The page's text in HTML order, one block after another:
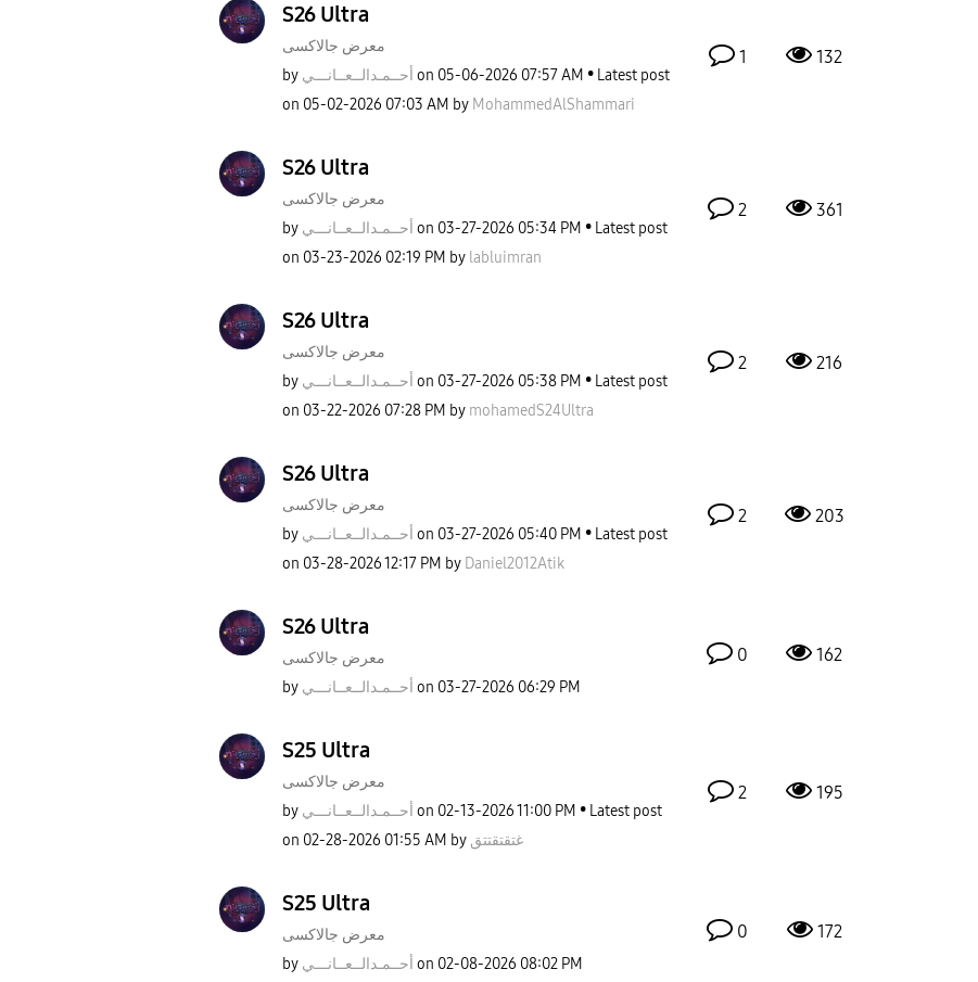
S26 Ultra
معرض جالاكسى
by
أحــمـدالــعــانـــي on ‎05-06-2026 07:57 AM
Latest post
on ‎05-02-2026 07:03 AM by MohammedAlShammari
1 132
S26 Ultra
معرض جالاكسى
by
أحــمـدالــعــانـــي on ‎03-27-2026 05:34 PM
Latest post
on ‎03-23-2026 02:19 PM by labluimran
2 361
S26 Ultra
معرض جالاكسى
by
أحــمـدالــعــانـــي on ‎03-27-2026 05:38 PM
Latest post
on ‎03-22-2026 07:28 PM by mohamedS24Ultra
2 216
S26 Ultra
معرض جالاكسى
by
أحــمـدالــعــانـــي on ‎03-27-2026 05:40 PM
Latest post
on ‎03-28-202612:17 PM by Daniel2012Atik
2 203
S26 Ultra
معرض جالاكسى
by
أحــمـدالــعــانـــي on ‎03-27-2026 06:29 PM
0 162
S25 Ultra
معرض جالاكسى
by
أحــمـدالــعــانـــي on ‎02-13-202611:00 PM
Latest post
on ‎02-28-2026 01:55 AM by غتقتقتتق
2 195
S25 Ultra
معرض جالاكسى
by
أحــمـدالــعــانـــي on ‎02-08-2026 08:02 PM
0 172